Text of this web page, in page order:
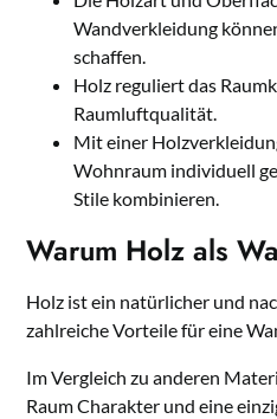
Wandverkleidung
schaffen.
Holz reguliert das
Raumluftqualität.
Mit einer
Wohnraum individuell
Stile kombinieren.
Warum Holz als
Holz ist ein natürlicher und
zahlreiche Vorteile für eine
Im Vergleich zu anderen
Raum Charakter und eine